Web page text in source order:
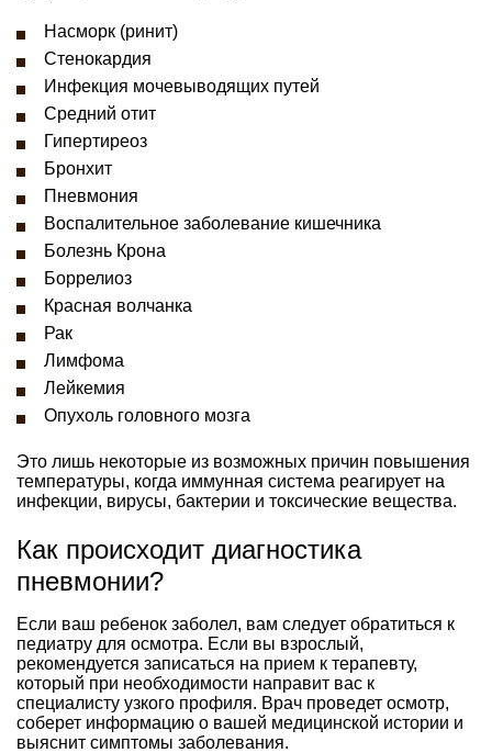
Насморк (ринит)
Стенокардия
Инфекция мочевыводящих путей
Средний отит
Гипертиреоз
Бронхит
Пневмония
Воспалительное заболевание кишечника
Болезнь Крона
Боррелиоз
Красная волчанка
Рак
Лимфома
Лейкемия
Опухоль головного мозга
Это лишь некоторые из возможных причин повышения
температуры, когда иммунная система реагирует на
инфекции, вирусы, бактерии и токсические вещества.
Как происходит диагностика
пневмонии?
Если ваш ребенок заболел, вам следует обратиться к
педиатру для осмотра. Если вы взрослый,
рекомендуется записаться на прием к терапевту,
который при необходимости направит вас к
специалисту узкого профиля. Врач проведет осмотр,
соберет информацию о вашей медицинской истории и
выяснит симптомы заболевания.